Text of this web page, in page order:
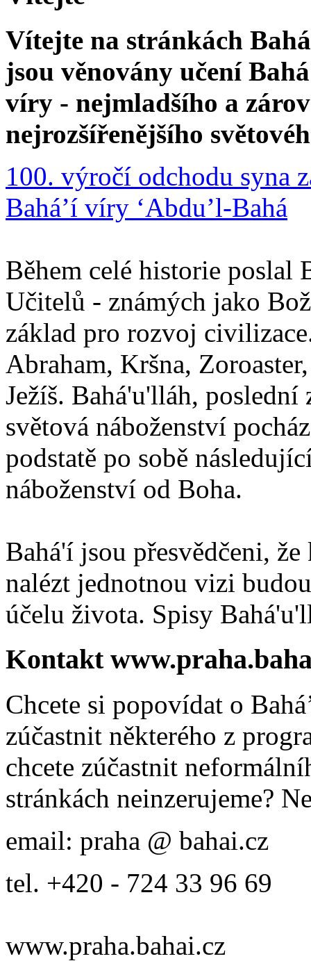
Vítejte na stránkách
jsou věnovány učení
víry - nejmladšího a
nejrozšířenějšího
100. výročí odchodu syna
Bahá’í víry ‘Abdu’l-Bahá
Během celé historie poslal
Učitelů - známých jako
základ pro rozvoj
Abraham, Kršna,
Ježíš. Bahá'u'lláh,
světová náboženství
podstatě po sobě
náboženství od Boha.
Bahá'í jsou přesvědčeni,
nalézt jednotnou vizi
účelu života. Spisy
Kontakt
Chcete si popovídat o
zúčastnit některého z
chcete zúčastnit
stránkách neinzerujeme?
email: praha @ bahai.cz
tel. +420 - 724 33 96 69
www.praha.bahai.cz